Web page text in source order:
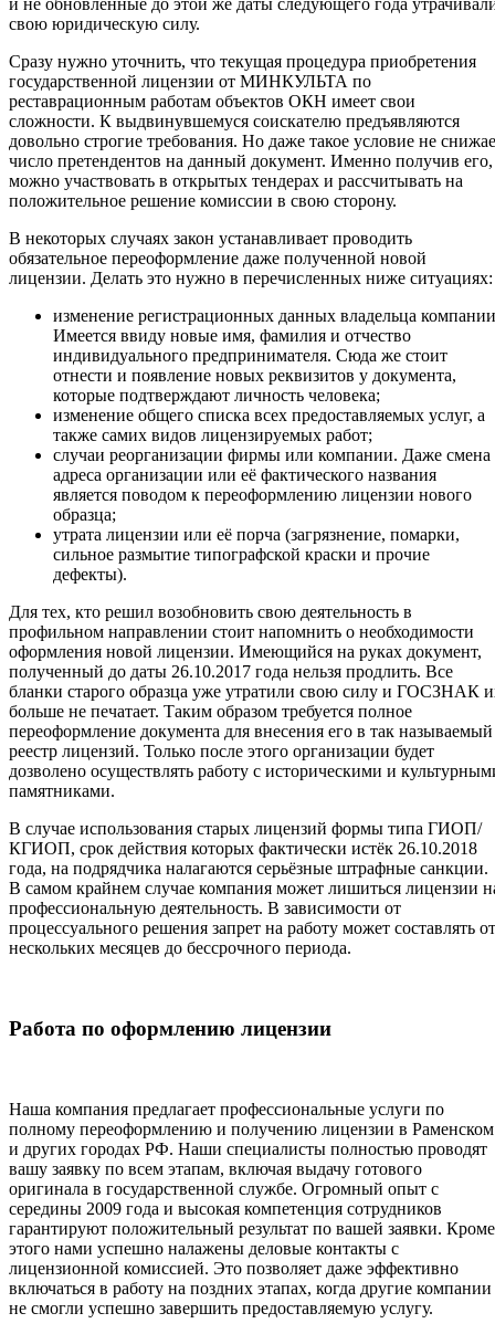
и не обновлённые до этой же даты следующего года
свою юридическую силу.
Сразу нужно уточнить, что текущая процедура приобретения
государственной лицензии от МИНКУЛЬТА по
реставрационным работам объектов ОКН имеет свои
сложности. К выдвинувшемуся соискателю предъявляются
довольно строгие требования. Но даже такое условие не
число претендентов на данный документ. Именно получив его,
можно участвовать в открытых тендерах и рассчитывать на
положительное решение комиссии в свою сторону.
В некоторых случаях закон устанавливает проводить
обязательное переоформление даже полученной новой
лицензии. Делать это нужно в перечисленных ниже ситуациях:
изменение регистрационных данных владельца
Имеется ввиду новые имя, фамилия и отчество
индивидуального предпринимателя. Сюда же стоит
отнести и появление новых реквизитов у документа,
которые подтверждают личность человека;
изменение общего списка всех предоставляемых услуг, а
также самих видов лицензируемых работ;
случаи реорганизации фирмы или компании. Даже смена
адреса организации или её фактического названия
является поводом к переоформлению лицензии нового
образца;
утрата лицензии или её порча (загрязнение, помарки,
сильное размытие типографской краски и прочие
дефекты).
Для тех, кто решил возобновить свою деятельность в
профильном направлении стоит напомнить о необходимости
оформления новой лицензии. Имеющийся на руках документ,
полученный до даты 26.10.2017 года нельзя продлить. Все
бланки старого образца уже утратили свою силу и ГОСЗНАК
больше не печатает. Таким образом требуется полное
переоформление документа для внесения его в так называемый
реестр лицензий. Только после этого организации будет
дозволено осуществлять работу с историческими и
памятниками.
В случае использования старых лицензий формы типа ГИОП/
КГИОП, срок действия которых фактически истёк 26.10.2018
года, на подрядчика налагаются серьёзные штрафные санкции.
В самом крайнем случае компания может лишиться лицензии
профессиональную деятельность. В зависимости от
процессуального решения запрет на работу может составлять от
нескольких месяцев до бессрочного периода.
Работа по оформлению лицензии
Наша компания предлагает профессиональные услуги по
полному переоформлению и получению лицензии в Раменском
и других городах РФ. Наши специалисты полностью проводят
вашу заявку по всем этапам, включая выдачу готового
оригинала в государственной службе. Огромный опыт с
середины 2009 года и высокая компетенция сотрудников
гарантируют положительный результат по вашей заявки. Кроме
этого нами успешно налажены деловые контакты с
лицензионной комиссией. Это позволяет даже эффективно
включаться в работу на поздних этапах, когда другие компании
не смогли успешно завершить предоставляемую услугу.